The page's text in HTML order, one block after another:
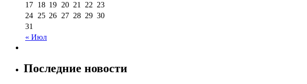
« Июл
17 18 19 20 21 22 23
24 25 26 27 28 29 30
31
Последние новости